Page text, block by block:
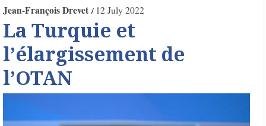
Jean-François Drevet 12 July 2022
La Turquie et
l’élargissement de
l’OTAN